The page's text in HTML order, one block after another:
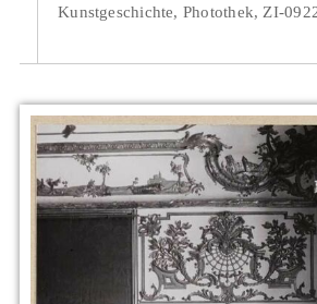
Kunstgeschichte, Photothek, ZI-